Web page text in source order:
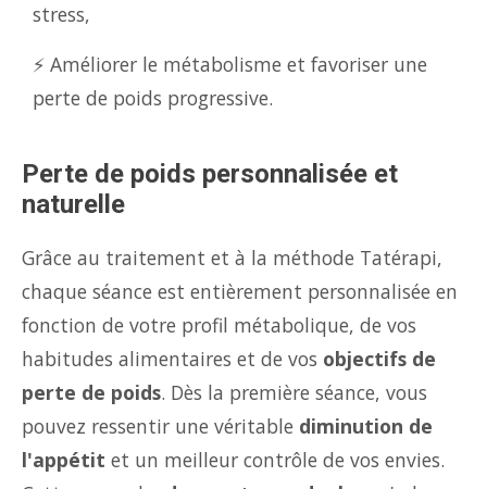
stress,
⚡ Améliorer le métabolisme et favoriser une
perte de poids progressive.
Perte de poids personnalisée et
naturelle
Grâce au traitement et à la méthode Tatérapi,
chaque séance est entièrement personnalisée en
fonction de votre profil métabolique, de vos
habitudes alimentaires et de vos objectifs de
perte de poids. Dès la première séance, vous
pouvez ressentir une véritable diminution de
l'appétit et un meilleur contrôle de vos envies.